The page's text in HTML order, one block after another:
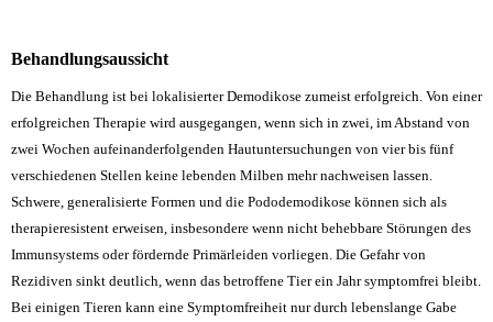
Behandlungsaussicht
Die Behandlung ist bei lokalisierter Demodikose zumeist erfolgreich. Von einer
erfolgreichen Therapie wird ausgegangen, wenn sich in zwei, im Abstand von
zwei Wochen aufeinanderfolgenden Hautuntersuchungen von vier bis fünf
verschiedenen Stellen keine lebenden Milben mehr nachweisen lassen.
Schwere, generalisierte Formen und die Pododemodikose können sich als
therapieresistent erweisen, insbesondere wenn nicht behebbare Störungen des
Immunsystems oder fördernde Primärleiden vorliegen. Die Gefahr von
Rezidiven sinkt deutlich, wenn das betroffene Tier ein Jahr symptomfrei bleibt.
Bei einigen Tieren kann eine Symptomfreiheit nur durch lebenslange Gabe